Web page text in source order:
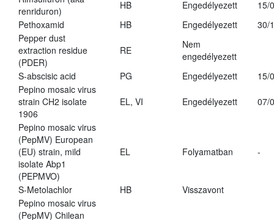
renriduron)
HB Engedélyezett
15/
Pethoxamid
HB Engedélyezett
30/
Pepper dust
extraction residue
(PDER)
RE
Nem
engedélyezett
S-abscisic acid
PG Engedélyezett
15/
Pepino mosaic virus
strain CH2 isolate
1906
EL, VI Engedélyezett 07/
Pepino mosaic virus
(PepMV) European
(EU) strain, mild
isolate Abp1
(PEPMVO)
EL Folyamatban -
S-Metolachlor HB
Visszavont
Pepino mosaic virus
(PepMV) Chilean